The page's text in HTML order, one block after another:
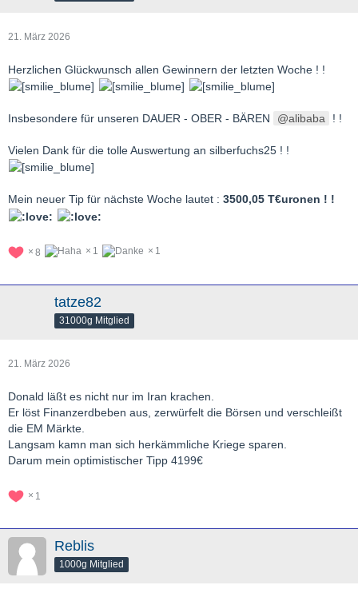
21. März 2026
Herzlichen Glückwunsch allen Gewinnern der letzten Woche ! !
Insbesondere für unseren DAUER - OBER - BÄREN alibaba ! !
Vielen Dank für die tolle Auswertung an silberfuchs25 ! !
Mein neuer Tip für nächste Woche lautet : 3500,05 T€uronen ! !
8 1 1
tatze82
31000g Mitglied
21. März 2026
Donald läßt es nicht nur im Iran krachen.
Er löst Finanzerdbeben aus, zerwürfelt die Börsen und verschleißt
die EM Märkte.
Langsam kamn man sich herkämmliche Kriege sparen.
Darum mein optimistischer Tipp 4199€
1
Reblis
1000g Mitglied